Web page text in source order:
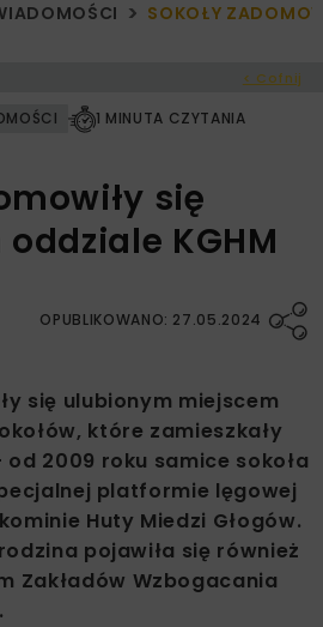
SOKOŁY
< Cofnij
1 MINUTA CZYTANIA
się
KGHM
OPUBLIKOWANO: 27.05.2024
się ulubionym miejscem
które zamieszkały
od 2009 roku samice sokoła
platformie lęgowej
Huty Miedzi Głogów.
pojawiła się również
Zakładów Wzbogacania